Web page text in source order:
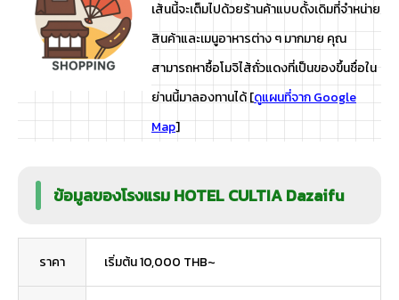
เส้นนี้จะเต็มไปด้วยร้านค้าแบบดั้งเดิมที่จำหน่าย
สินค้าและเมนูอาหารต่าง ๆ มากมาย คุณ
สามารถหาซื้อโมจิไส้ถั่วแดงที่เป็นของขึ้นชื่อใน
ย่านนี้มาลองทานได้ [ดูแผนที่จาก Google
Map]
ข้อมูลของโรงแรม HOTEL CULTIA Dazaifu
ราคา เริ่มต้น 10,000 THB~